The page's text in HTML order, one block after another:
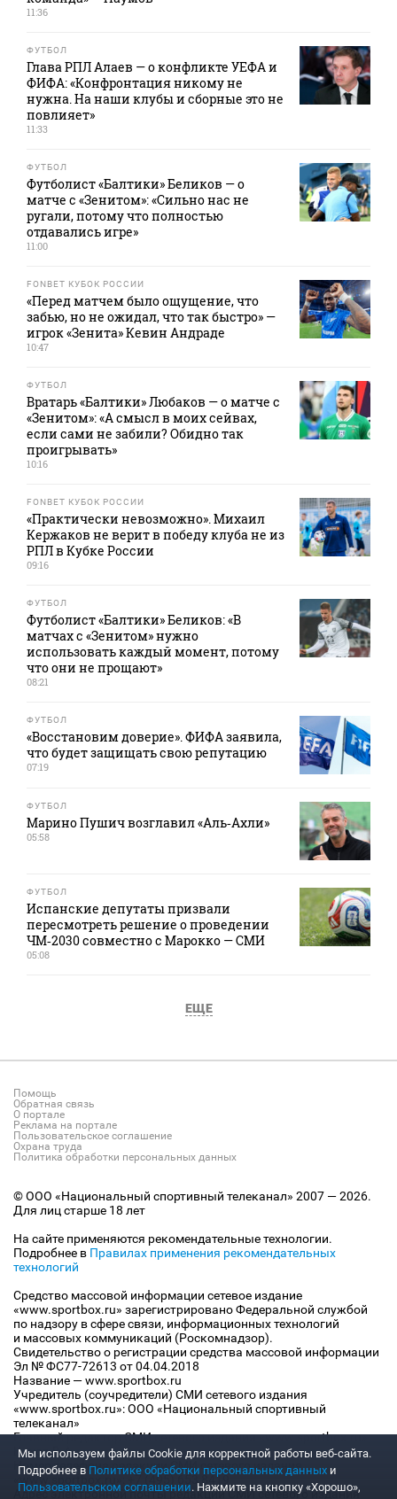
11:36
ФУТБОЛ
Глава РПЛ Алаев — о конфликте УЕФА и
ФИФА: «Конфронтация никому не
нужна. На наши клубы и сборные это не
повлияет»
11:33
ФУТБОЛ
Футболист «Балтики» Беликов — о
матче с «Зенитом»: «Сильно нас не
ругали, потому что полностью
отдавались игре»
11:00
FONBET КУБОК РОССИИ
«Перед матчем было ощущение, что
забью, но не ожидал, что так быстро» —
игрок «Зенита» Кевин Андраде
10:47
ФУТБОЛ
Вратарь «Балтики» Любаков — о матче с
«Зенитом»: «А смысл в моих сейвах,
если сами не забили? Обидно так
проигрывать»
10:16
FONBET КУБОК РОССИИ
«Практически невозможно». Михаил
Кержаков не верит в победу клуба не из
РПЛ в Кубке России
09:16
ФУТБОЛ
Футболист «Балтики» Беликов: «В
матчах с «Зенитом» нужно
использовать каждый момент, потому
что они не прощают»
08:21
ФУТБОЛ
«Восстановим доверие». ФИФА заявила,
что будет защищать свою репутацию
07:19
ФУТБОЛ
Марино Пушич возглавил «Аль‑Ахли»
05:58
ФУТБОЛ
Испанские депутаты призвали
пересмотреть решение о проведении
ЧМ‑2030 совместно с Марокко — СМИ
05:08
ЕЩЕ
Помощь
Обратная связь
О портале
Реклама на портале
Пользовательское соглашение
Охрана труда
Политика обработки персональных данных
© ООО «Национальный спортивный телеканал» 2007 — 2026.
Для лиц старше 18 лет
На сайте применяются рекомендательные технологии.
Подробнее в Правилах применения рекомендательных
технологий
Средство массовой информации сетевое издание
«www.sportbox.ru» зарегистрировано Федеральной службой
по надзору в сфере связи, информационных технологий
и массовых коммуникаций (Роскомнадзор).
Свидетельство о регистрации средства массовой информации
Эл № ФС77-72613 от 04.04.2018
Название — www.sportbox.ru
Учредитель (соучредители) СМИ сетевого издания
«www.sportbox.ru»: ООО «Национальный спортивный
телеканал»
Главный редактор СМИ сетевого издания «www.sportbox.ru»:
Конов В.А.
Номер телефона редакции СМИ сетевого издания
«www.sportbox.ru»: +7 (495) 653 8419
Адрес электронной почты редакции СМИ сетевого издания
Мы используем файлы Сookie для корректной работы веб-сайта.
Подробнее в Политике обработки персональных данных и
Пользовательском соглашении. Нажмите на кнопку «Хорошо»,